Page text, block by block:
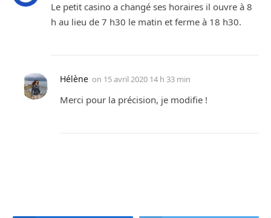
Le petit casino a changé ses horaires il ouvre à 8
h au lieu de 7 h30 le matin et ferme à 18 h30.
Hélène on 15 avril 2020 14 h 33 min
Merci pour la précision, je modifie !